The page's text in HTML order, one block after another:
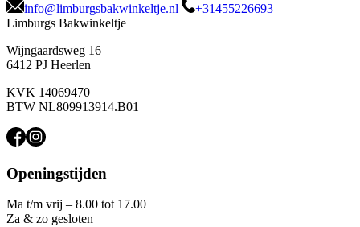
info@limburgsbakwinkeltje.nl
+31455226693
Limburgs Bakwinkeltje
Wijngaardsweg 16
6412 PJ Heerlen
KVK 14069470
BTW NL809913914.B01
Openingstijden
Ma t/m vrij – 8.00 tot 17.00
Za & zo gesloten